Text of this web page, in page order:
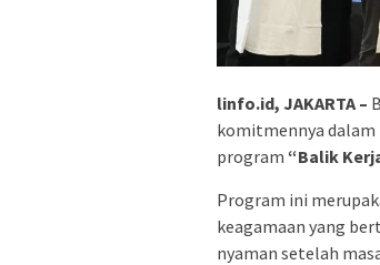
linfo.id, JAKARTA –
komitmennya
program “Balik
Program ini
keagamaan yang
nyaman setelah